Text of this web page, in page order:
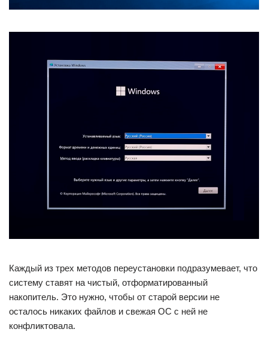
Каждый из трех методов переустановки подразумевает, что
систему ставят на чистый, отформатированный
накопитель. Это нужно, чтобы от старой версии не
осталось никаких файлов и свежая ОС с ней не
конфликтовала.